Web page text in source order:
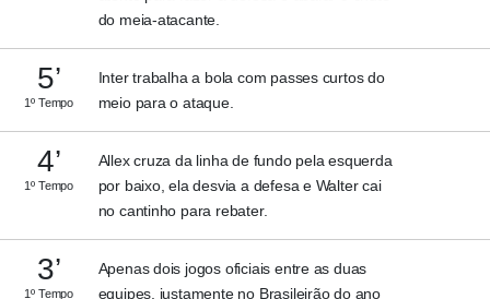
do meia-atacante.
5’
1º Tempo
Inter trabalha a bola com passes curtos do
meio para o ataque.
4’
1º Tempo
Allex cruza da linha de fundo pela esquerda
por baixo, ela desvia a defesa e Walter cai
no cantinho para rebater.
3’
1º Tempo
Apenas dois jogos oficiais entre as duas
equipes, justamente no Brasileirão do ano